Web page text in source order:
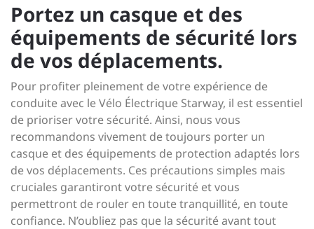
Portez un casque et des
équipements de sécurité lors
de vos déplacements.
Pour profiter pleinement de votre expérience de
conduite avec le Vélo Électrique Starway, il est essentiel
de prioriser votre sécurité. Ainsi, nous vous
recommandons vivement de toujours porter un
casque et des équipements de protection adaptés lors
de vos déplacements. Ces précautions simples mais
cruciales garantiront votre sécurité et vous
permettront de rouler en toute tranquillité, en toute
confiance. N’oubliez pas que la sécurité avant tout